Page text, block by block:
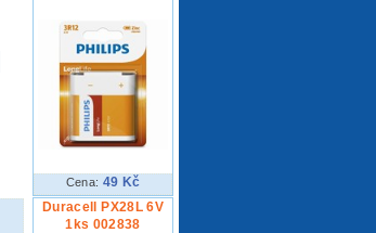
Cena: 49 Kč
Duracell PX28L 6V
1ks 002838